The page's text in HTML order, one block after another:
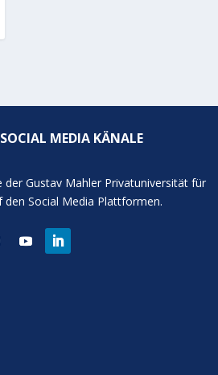
MEDIA KÄNALE
der Gustav Mahler Privatuniversität für
Social Media Plattformen.